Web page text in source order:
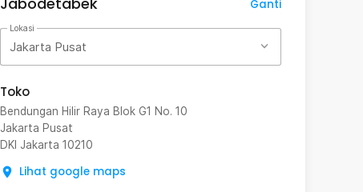
Ganti
Lokasi
Jakarta Pusat
Toko
Bendungan Hilir Raya Blok G1 No. 10
Jakarta Pusat
DKI Jakarta 10210
Lihat google maps